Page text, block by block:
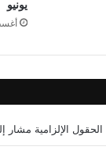
يونيو
أغسطس
الحقول الإلزامية مشار